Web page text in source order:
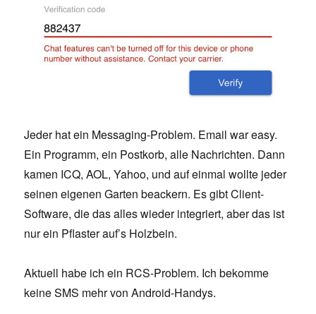
Jeder hat ein Messaging-Problem. Email war easy.
Ein Programm, ein Postkorb, alle Nachrichten. Dann
kamen ICQ, AOL, Yahoo, und auf einmal wollte jeder
seinen eigenen Garten beackern. Es gibt Client-
Software, die das alles wieder integriert, aber das ist
nur ein Pflaster auf’s Holzbein.
Aktuell habe ich ein RCS-Problem. Ich bekomme
keine SMS mehr von Android-Handys.